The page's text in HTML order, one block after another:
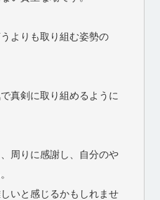
よりも取り組む姿勢の
真剣に取り組めるように
周りに感謝し、自分のや
いと感じるかもしれませ